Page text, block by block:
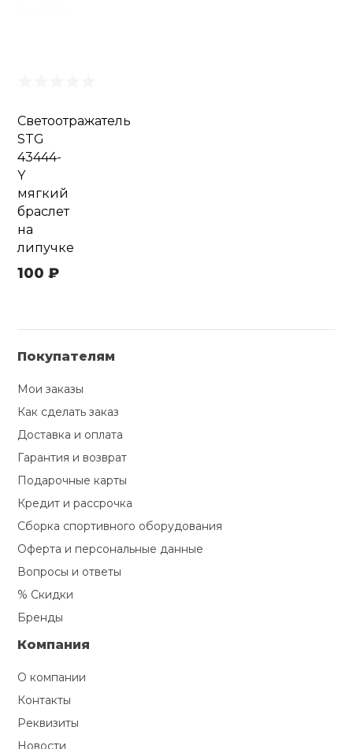
Светоотражатель
STG
43444-
Y
мягкий
браслет
на
липучке
100 ₽
Покупателям
Мои заказы
Как сделать заказ
Доставка и оплата
Гарантия и возврат
Подарочные карты
Кредит и рассрочка
Сборка спортивного оборудования
Оферта и персональные данные
Вопросы и ответы
% Скидки
Бренды
Компания
О компании
Контакты
Реквизиты
Новости